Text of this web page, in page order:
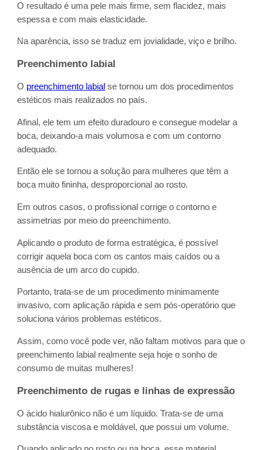
O resultado é uma pele mais firme, sem flacidez, mais
espessa e com mais elasticidade.
Na aparência, isso se traduz em jovialidade, viço e brilho.
Preenchimento labial
O preenchimento labial se tornou um dos procedimentos
estéticos mais realizados no país.
Afinal, ele tem um efeito duradouro e consegue modelar a
boca, deixando-a mais volumosa e com um contorno
adequado.
Então ele se tornou a solução para mulheres que têm a
boca muito fininha, desproporcional ao rosto.
Em outros casos, o profissional corrige o contorno e
assimetrias por meio do preenchimento.
Aplicando o produto de forma estratégica, é possível
corrigir aquela boca com os cantos mais caídos ou a
ausência de um arco do cupido.
Portanto, trata-se de um procedimento minimamente
invasivo, com aplicação rápida e sem pós-operatório que
soluciona vários problemas estéticos.
Assim, como você pode ver, não faltam motivos para que o
preenchimento labial realmente seja hoje o sonho de
consumo de muitas mulheres!
Preenchimento de rugas e linhas de expressão
O ácido hialurônico não é um líquido. Trata-se de uma
substância viscosa e moldável, que possui um volume.